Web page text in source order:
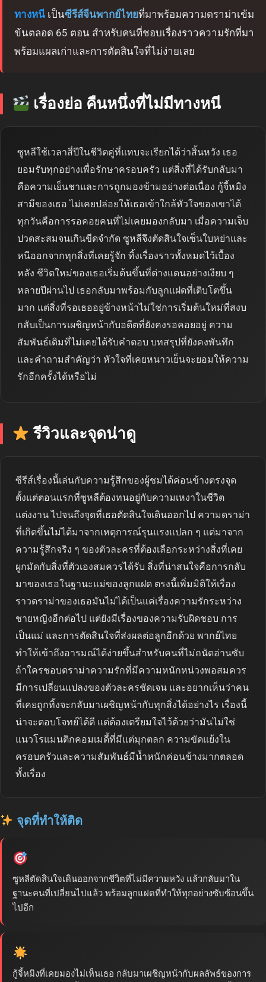
ทางหนี เป็นซีรีส์จีนพากย์ไทยที่มาพร้อมความดราม่าเข้ม
ข้นตลอด 65 ตอน สำหรับคนที่ชอบเรื่องราวความรักที่มา
พร้อมแผลเก่าและการตัดสินใจที่ไม่ง่ายเลย
เรื่องย่อ คืนหนึ่งที่ไม่มีทางหนี
ซูหลีใช้เวลาสี่ปีในชีวิตคู่ที่แทบจะเรียกได้ว่าสิ้นหวัง เธอ
ยอมรับทุกอย่างเพื่อรักษาครอบครัว แต่สิ่งที่ได้รับกลับมา
คือความเย็นชาและการถูกมองข้ามอย่างต่อเนื่อง กู้จี้หมิง
สามีของเธอ ไม่เคยปล่อยให้เธอเข้าใกล้หัวใจของเขาได้
ทุกวันคือการรอคอยคนที่ไม่เคยมองกลับมา เมื่อความเจ็บ
ปวดสะสมจนเกินขีดจำกัด ซูหลีจึงตัดสินใจเซ็นใบหย่าและ
หนีออกจากทุกสิ่งที่เคยรู้จัก ทิ้งเรื่องราวทั้งหมดไว้เบื้อง
หลัง ชีวิตใหม่ของเธอเริ่มต้นขึ้นที่ต่างแดนอย่างเงียบ ๆ
หลายปีผ่านไป เธอกลับมาพร้อมกับลูกแฝดที่เติบโตขึ้น
มาก แต่สิ่งที่รอเธออยู่ข้างหน้าไม่ใช่การเริ่มต้นใหม่ที่สงบ
กลับเป็นการเผชิญหน้ากับอดีตที่ยังคงรอคอยอยู่ ความ
สัมพันธ์เดิมที่ไม่เคยได้รับคำตอบ บทสรุปที่ยังคงพันทึก
และคำถามสำคัญว่า หัวใจที่เคยหนาวเย็นจะยอมให้ความ
รักอีกครั้งได้หรือไม่
รีวิวและจุดน่าดู
ซีรีส์เรื่องนี้เล่นกับความรู้สึกของผู้ชมได้ค่อนข้างตรงจุด
ตั้งแต่ตอนแรกที่ซูหลีต้องทนอยู่กับความเหงาในชีวิต
แต่งงาน ไปจนถึงจุดที่เธอตัดสินใจเดินออกไป ความดราม่า
ที่เกิดขึ้นไม่ได้มาจากเหตุการณ์รุนแรงแปลก ๆ แต่มาจาก
ความรู้สึกจริง ๆ ของตัวละครที่ต้องเลือกระหว่างสิ่งที่เคย
ผูกมัดกับสิ่งที่ตัวเองสมควรได้รับ สิ่งที่น่าสนใจคือการกลับ
มาของเธอในฐานะแม่ของลูกแฝด ตรงนี้เพิ่มมิติให้เรื่อง
ราวดราม่าของเธอมันไม่ได้เป็นแค่เรื่องความรักระหว่าง
ชายหญิงอีกต่อไป แต่ยังมีเรื่องของความรับผิดชอบ การ
เป็นแม่ และการตัดสินใจที่ส่งผลต่อลูกอีกด้วย พากย์ไทย
ทำให้เข้าถึงอารมณ์ได้ง่ายขึ้นสำหรับคนที่ไม่ถนัดอ่านซับ
ถ้าใครชอบดราม่าความรักที่มีความหนักหน่วงพอสมควร
มีการเปลี่ยนแปลงของตัวละครชัดเจน และอยากเห็นว่าคน
ที่เคยถูกทิ้งจะกลับมาเผชิญหน้ากับทุกสิ่งได้อย่างไร เรื่องนี้
น่าจะตอบโจทย์ได้ดี แต่ต้องเตรียมใจไว้ด้วยว่ามันไม่ใช่
แนวโรแมนติกคอมเมดี้ที่มีแต่มุกตลก ความขัดแย้งใน
ครอบครัวและความสัมพันธ์มีน้ำหนักค่อนข้างมากตลอด
ทั้งเรื่อง
จุดที่ทำให้ติด
ซูหลีตัดสินใจเดินออกจากชีวิตที่ไม่มีความหวัง แล้วกลับมาใน
ฐานะคนที่เปลี่ยนไปแล้ว พร้อมลูกแฝดที่ทำให้ทุกอย่างซับซ้อนขึ้น
ไปอีก
กู้จี้หมิงที่เคยมองไม่เห็นเธอ กลับมาเผชิญหน้ากับผลลัพธ์ของการ